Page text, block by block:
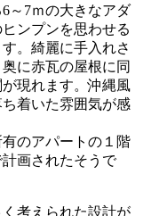
～7ｍの大きなアダ
ンプンを思わせる
。綺麗に手入れさ
に赤瓦の屋根に同
現れます。沖縄風
着いた雰囲気が感
のアパートの１階
画されたそうで
考えられた設計が